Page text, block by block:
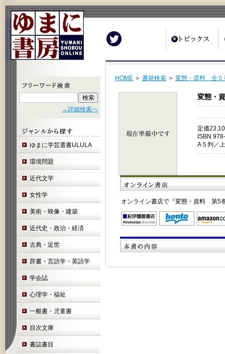
→詳細検索へ
ゆまに学芸選書ULULA
環境問題
近代文学
女性学
美術・映像・建築
近代史・政治・経済
古典・近世
辞書・言語学・英語学
学会誌
心理学・福祉
一般書・児童書
目次文庫
書誌書目
HOME ＞ 書籍検索 ＞ 変態・資料 全
変態・
定価
ISBN
A５判／
オンライン書店で『変態・資料 第5